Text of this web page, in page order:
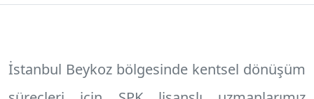
İstanbul Beykoz bölgesinde kentsel dönüşüm